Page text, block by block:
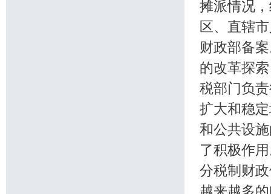
摊派情况
区、直辖
财政部备
的改革探
税部门负
扩大和稳
和公共设
了积极作
分税制财